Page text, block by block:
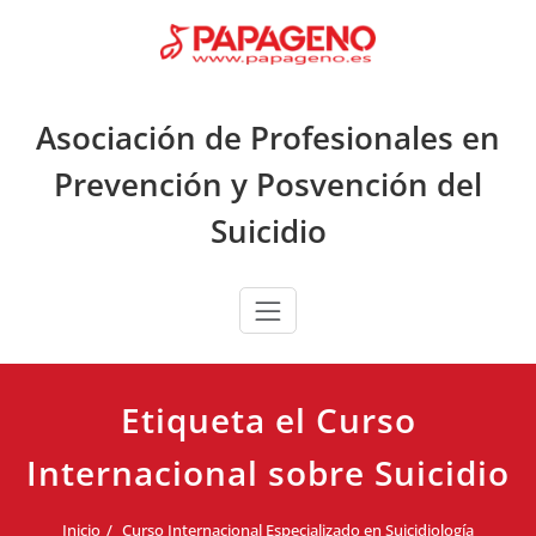
Asociación de Profesionales en
Prevención y Posvención del
Suicidio
Etiqueta el Curso
Internacional sobre Suicidio
Inicio Curso Internacional Especializado en Suicidiología